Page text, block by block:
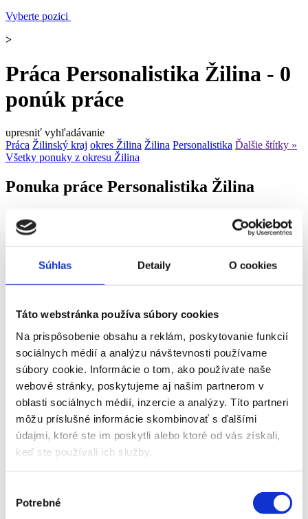
Súhlas Detaily O cookies
Táto webstránka používa súbory cookies
Na prispôsobenie obsahu a reklám, poskytovanie funkcií
sociálnych médií a analýzu návštevnosti používame
súbory cookie. Informácie o tom, ako používate naše
webové stránky, poskytujeme aj našim partnerom v
oblasti sociálnych médií, inzercie a analýzy. Títo partneri
môžu príslušné informácie skombinovať s ďalšími
údajmi, ktoré ste im poskytli alebo ktoré od vás získali,
keď ste používali ich služby.
súhlasu
Potrebné
Vyberte pozici
>
Práca Personalistika Žilina - 0
ponúk práce
upresniť vyhľadávanie
Práca Žilinský kraj okres Žilina Žilina Personalistika Ďalšie štítky »
Všetky ponuky z okresu Žilina
Ponuka práce Personalistika Žilina
Práca Personalistika Žilina a okolie - vyberte si z viac ako 0+
overených ponúk práce v odbore Personalistika v meste Žilina za
Odbory
ŽilinaVhodné pre
Pozor chyba!Adresa pracoviště
Automobilový priemysel (1)
Administratíva (1)
Ubytovanie, cestovný ruch, gastronómia
Chémia a potravinárstvo
Ekonomika
Technika, elektrotechnika, energetika
Bankovníctvo a poisťovníctvo
Informačné technológie
Tvorivá práca a kultúra
Management
Personalistika